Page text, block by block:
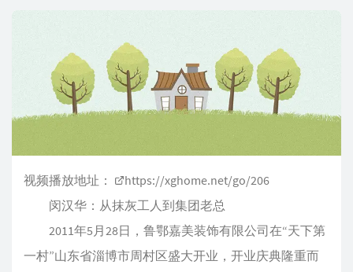
视频播放地址：
https://xghome.net/go/206
闵汉华：从抹灰工人到集团老总
2011年5月28日，鲁鄂嘉美装饰有限公司在“天下第
一村”山东省淄博市周村区盛大开业，开业庆典隆重而